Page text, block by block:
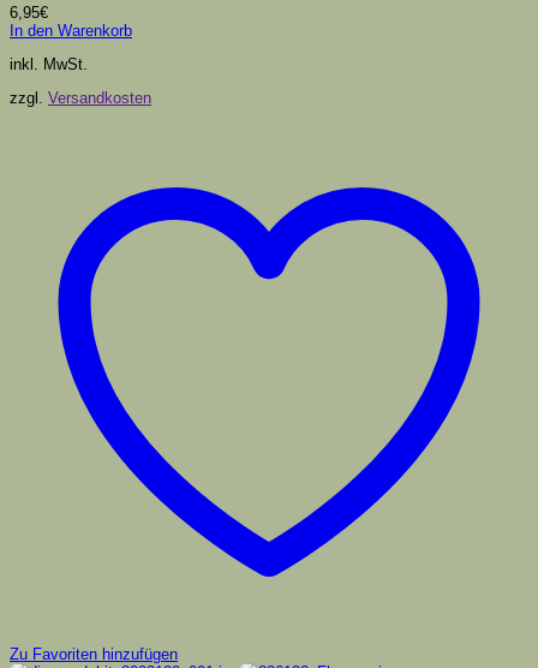
6,95€
In den Warenkorb
inkl. MwSt.
zzgl. Versandkosten
Zu Favoriten hinzufügen